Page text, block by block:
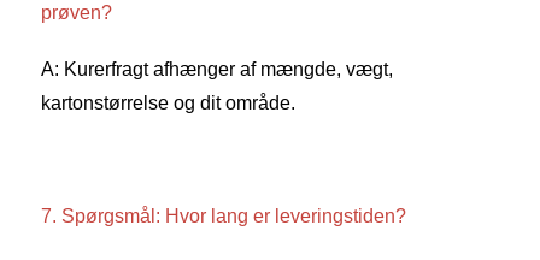
prøven?
A: Kurerfragt afhænger af mængde, vægt,
kartonstørrelse og dit område.
7. Spørgsmål: Hvor lang er leveringstiden?